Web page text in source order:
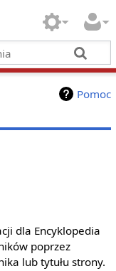
Pomoc
dla Encyklopedia
poprzez
lub tytułu strony.